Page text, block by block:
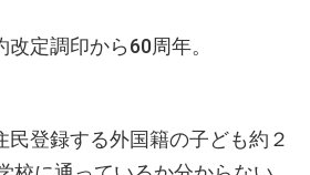
定調印から60周年。
登録する外国籍の子ども約２